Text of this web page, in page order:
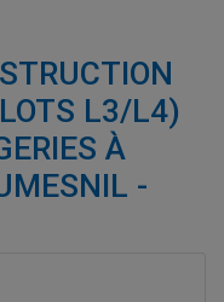
L3/L4)
À
-